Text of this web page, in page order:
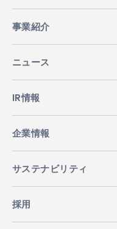
事業紹介
ニュース
IR情報
企業情報
サステナビリティ
採用